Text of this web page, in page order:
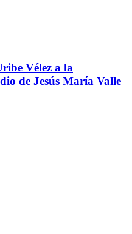
Vélez a la
de Jesús María Valle